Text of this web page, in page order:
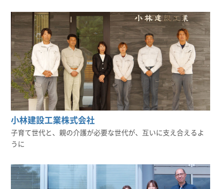
小林建設工業株式会社
子育て世代と、親の介護が必要な世代が、互いに支え合えるよ
うに